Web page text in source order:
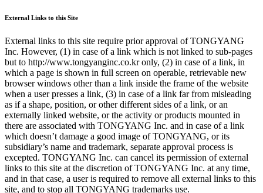
External Links to this Site
External links to this site require prior approval of TONGYANG
Inc. However, (1) in case of a link which is not linked to sub-pages
but to http://www.tongyanginc.co.kr only, (2) in case of a link, in
which a page is shown in full screen on operable, retrievable new
browser windows other than a link inside the frame of the website
when a user presses a link, (3) in case of a link far from misleading
as if a shape, position, or other different sides of a link, or an
externally linked website, or the activity or products mounted in
there are associated with TONGYANG Inc. and in case of a link
which doesn’t damage a good image of TONGYANG, or its
subsidiary’s name and trademark, separate approval process is
excepted. TONGYANG Inc. can cancel its permission of external
links to this site at the discretion of TONGYANG Inc. at any time,
and in that case, a user is required to remove all external links to this
site, and to stop all TONGYANG trademarks use.